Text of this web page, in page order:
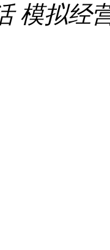
模拟经